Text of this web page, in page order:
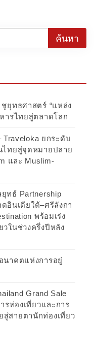
ยุทธศาสตร์ “แหล่ง
ารไทยสู่ตลาดโลก
ยกระดับ
ไทยสู่จุดหมายปลาย
และ Muslim-
ทธ์ Partnership
อินเดียใต้–ศรีลังกา
พร้อมเร่ง
วในช่วงครึ่งปีหลัง
นาคตแห่งการอยู่
Grand Sale
รท่องเที่ยวและการ
สายตานักท่องเที่ยว